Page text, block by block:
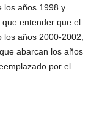
los años 1998 y
entender que el
años 2000-2002,
abarcan los años
por el